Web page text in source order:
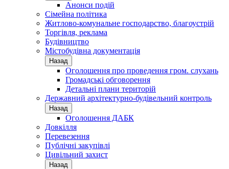
Анонси подій
Сімейна політика
Житлово-комунальне господарство, благоустрій
Торгівля, реклама
Будівництво
Містобудівна документація
Назад
Оголошення про проведення гром. слухань
Громадські обговорення
Детальні плани територій
Державний архітектурно-будівельний контроль
Назад
Оголошення ДАБК
Довкілля
Перевезення
Публічні закупівлі
Цивільний захист
Назад